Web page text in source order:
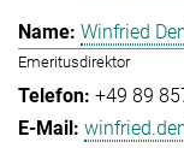
Winfried
Emeritusdirektor
+49 89